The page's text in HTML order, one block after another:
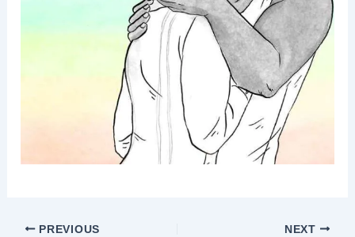
PREVIOUS NEXT